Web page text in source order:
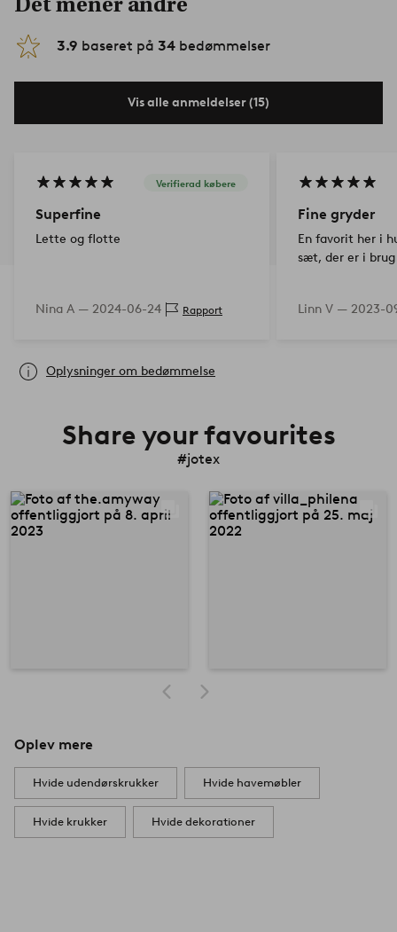
3.9 baseret på 34 bedømmelser
Vis alle anmeldelser (15)
Verifierad købere
Superfine
Lette og flotte
Nina A — 2024-06-24 Rapport
Fine gryder
En favorit her i
sæt, der er i
Linn V — 2023-
Oplysninger om bedømmelse
Share your favourites
#jotex
Oplev mere
Hvide udendørskrukker Hvide havemøbler
Hvide krukker Hvide dekorationer